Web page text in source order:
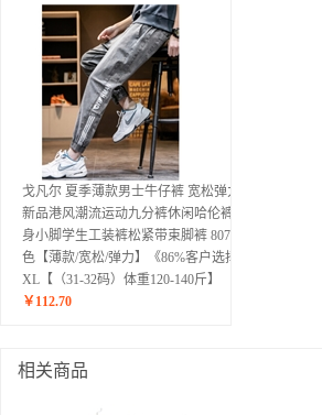
戈凡尔 夏季薄款男士牛仔裤 宽松弹力
新品港风潮流运动九分裤休闲哈伦裤修
身小脚学生工装裤松紧带束脚裤 807灰
色【薄款/宽松/弹力】《86%客户选择》
XL【（31-32码）体重120-140斤】
￥ 112.70
相关商品